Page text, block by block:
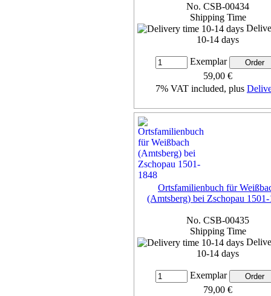
No. CSB-00434
Shipping Time
10-14 days
Exemplar
59,00 €
7% VAT included, plus
more...
Ortsfamilienbuch für
(Amtsberg) bei Zschopau
No. CSB-00435
Shipping Time
10-14 days
Exemplar
79,00 €